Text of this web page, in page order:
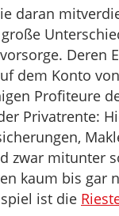
daran
Deren
dem Konto
Profiteure
Privatrente:
zwar mitunter
kaum bis gar
ist die